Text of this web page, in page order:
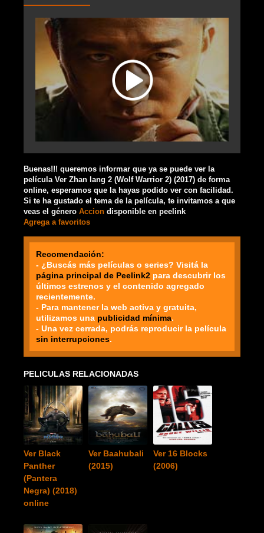
Buenas!!! queremos informar que ya se puede ver la
película Ver Zhan lang 2 (Wolf Warrior 2) (2017) de forma
online, esperamos que la hayas podido ver con facilidad.
Si te ha gustado el tema de la película, te invitamos a que
veas el género Accion disponible en peelink
Agrega a favoritos
Recomendación:
- ¿Buscás más películas o series? Visitá la
página principal de Peelink2 para descubrir los
últimos estrenos y el contenido agregado
recientemente.
- Para mantener la web activa y gratuita,
utilizamos una publicidad mínima.
- Una vez cerrada, podrás reproducir la película
sin interrupciones.
PELICULAS RELACIONADAS
Ver Black
Panther
(Pantera
Negra) (2018)
online
Ver Baahubali
(2015)
Ver 16 Blocks
(2006)